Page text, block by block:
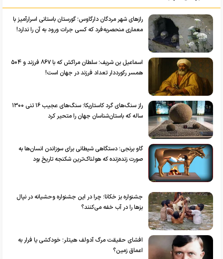
راز‌های شهر مردگان دارگاوس؛ گورستان باستانی اسرارآمیز با
معماری منحصر‌به‌فرد که کسی جرات ورود به آن را ندارد!
اسماعیل بن شریف؛ سلطان مراکش که با ۸۶۷ فرزند و ۵۰۴
همسر رکورددار تعداد فرزند در جهان است!
راز سنگ‌های گرد کاستاریکا؛ سنگ‌های عجیب ۱۶ تنی ۱۳۰۰
ساله که باستان‌شناسان جهان را متحیر کرد
گاو برنجی؛ دستگاهی شیطانی برای سوزاندن انسان‌ها به
صورت زنده‌زنده که هولناک‌ترین شکنجه تاریخ بود
جشنواره بز خکانا؛ چرا در این جشنواره وحشیانه در نپال
بزها را در آب خفه می‌کنند؟
افشای حقیقت مرگ آدولف هیتلر؛ خودکشی یا فرار به
اعماق زمین؟